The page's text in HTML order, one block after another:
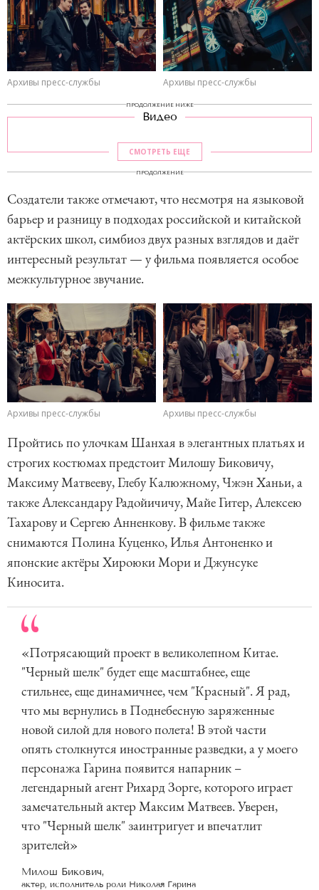
Архивы пресс-службы Архивы пресс-службы
ПРОДОЛЖЕНИЕ НИЖЕ
Видео
СМОТРЕТЬ ЕЩЕ
ПРОДОЛЖЕНИЕ
Создатели также отмечают, что несмотря на языковой
барьер и разницу в подходах российской и китайской
актёрских школ, симбиоз двух разных взглядов и даёт
интересный результат — у фильма появляется особое
межкультурное звучание.
Архивы пресс-службы Архивы пресс-службы
Пройтись по улочкам Шанхая в элегантных платьях и
строгих костюмах предстоит Милошу Биковичу,
Максиму Матвееву, Глебу Калюжному, Чжэн Ханьи, а
также Александару Радойичичу, Майе Гитер, Алексею
Тахарову и Сергею Анненкову. В фильме также
снимаются Полина Куценко, Илья Антоненко и
японские актёры Хироюки Мори и Джунсуке
Киносита.
«Потрясающий проект в великолепном Китае.
"Черный шелк" будет еще масштабнее, еще
стильнее, еще динамичнее, чем "Красный". Я рад,
что мы вернулись в Поднебесную заряженные
новой силой для нового полета! В этой части
опять столкнутся иностранные разведки, а у моего
персонажа Гарина появится напарник –
легендарный агент Рихард Зорге, которого играет
замечательный актер Максим Матвеев. Уверен,
что "Черный шелк" заинтригует и впечатлит
зрителей»
Милош Бикович,
актер, исполнитель роли Николая Гарина